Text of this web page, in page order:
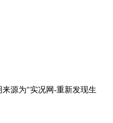
源为"实况网-重新发现生